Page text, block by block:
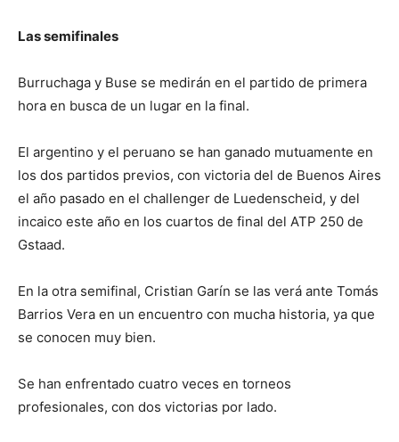
Las semifinales
Burruchaga y Buse se medirán en el partido de primera
hora en busca de un lugar en la final.
El argentino y el peruano se han ganado mutuamente en
los dos partidos previos, con victoria del de Buenos Aires
el año pasado en el challenger de Luedenscheid, y del
incaico este año en los cuartos de final del ATP 250 de
Gstaad.
En la otra semifinal, Cristian Garín se las verá ante Tomás
Barrios Vera en un encuentro con mucha historia, ya que
se conocen muy bien.
Se han enfrentado cuatro veces en torneos
profesionales, con dos victorias por lado.